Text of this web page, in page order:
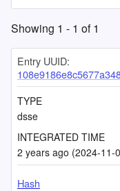
Showing 1 - 1 of1
Entry UUID:
TYPE
dsse
INTEGRATED TIME
2 years ago (2024-11-
Hash